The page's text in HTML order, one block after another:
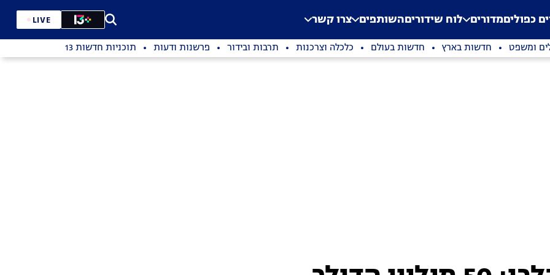
Application error: a
. כפוליםמדורים לוח שידוריםהשותפים צרו קשר LIVE
ומשפט חדשות בארץ חדשות בעולם כלכלה וצרכנות תרבות ובידור פרשנות ודעות תוכניות חדשות 13